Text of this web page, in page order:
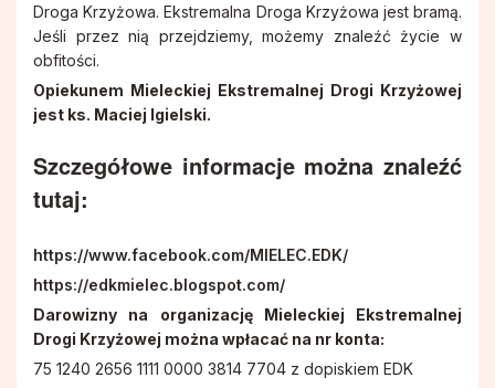
Koło Przyjaciół Radia Maryja
Promyczki Bożej Miłości
Róże Różańcowe
Schola Dziecięca Boże Nutki
Służba Liturgiczna Ołtarza
Droga Krzyżowa. Ekstremalna Droga Krzyżowa jest bramą.
Jeśli przez nią przejdziemy, możemy znaleźć życie w
obfitości.
Opiekunem Mieleckiej Ekstremalnej Drogi Krzyżowej
jest ks. Maciej Igielski.
Szczegółowe informacje można znaleźć
tutaj:
https://www.facebook.com/MIELEC.EDK/
https://edkmielec.blogspot.com/
Darowizny na organizację Mieleckiej Ekstremalnej
Drogi Krzyżowej można wpłacać na nr konta:
75 1240 2656 1111 0000 3814 7704 z dopiskiem EDK